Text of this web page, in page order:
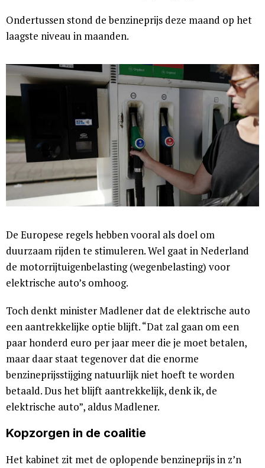
Ondertussen stond de benzineprijs deze maand op het
laagste niveau in maanden.
De Europese regels hebben vooral als doel om
duurzaam rijden te stimuleren. Wel gaat in Nederland
de motorrijtuigenbelasting (wegenbelasting) voor
elektrische auto’s omhoog.
Toch denkt minister Madlener dat de elektrische auto
een aantrekkelijke optie blijft. “Dat zal gaan om een
paar honderd euro per jaar meer die je moet betalen,
maar daar staat tegenover dat die enorme
benzineprijsstijging natuurlijk niet hoeft te worden
betaald. Dus het blijft aantrekkelijk, denk ik, de
elektrische auto”, aldus Madlener.
Kopzorgen in de coalitie
Het kabinet zit met de oplopende benzineprijs in z’n